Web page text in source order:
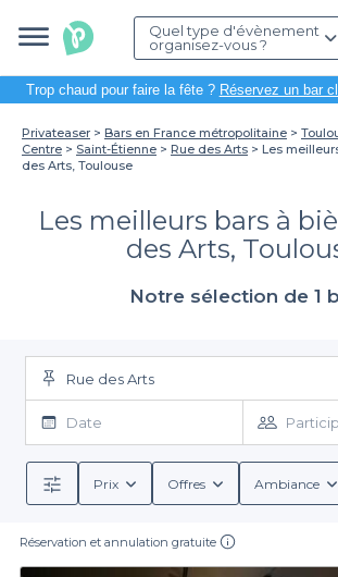
Quel type d'évènement
organisez-vous ?
Trop chaud pour faire la fête ? Réservez un bar
Privateaser Bars en France métropolitaine
Centre
Saint-Étienne Rue des Arts
Les
des Arts, Toulouse
Les meilleurs bars à
des Arts,
Notre sélection de 1
Rue des Arts
Date
Prix Offres Ambiance
Réservation et annulation gratuite